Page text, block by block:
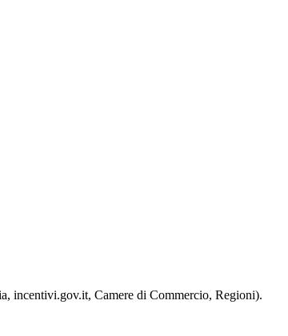
incentivi.gov.it, Camere di Commercio, Regioni).